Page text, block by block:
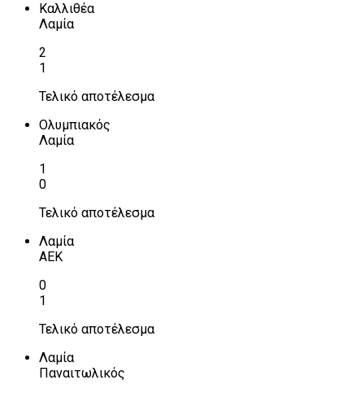
Καλλιθέα
Λαμία
2
1
Τελικό αποτέλεσμα
Ολυμπιακός
Λαμία
1
0
Τελικό αποτέλεσμα
Λαμία
ΑΕΚ
0
1
Τελικό αποτέλεσμα
Λαμία
Παναιτωλικός